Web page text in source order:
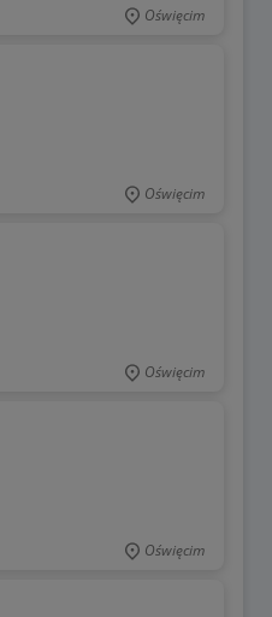
Oświęcim
Oświęcim
Oświęcim
Oświęcim